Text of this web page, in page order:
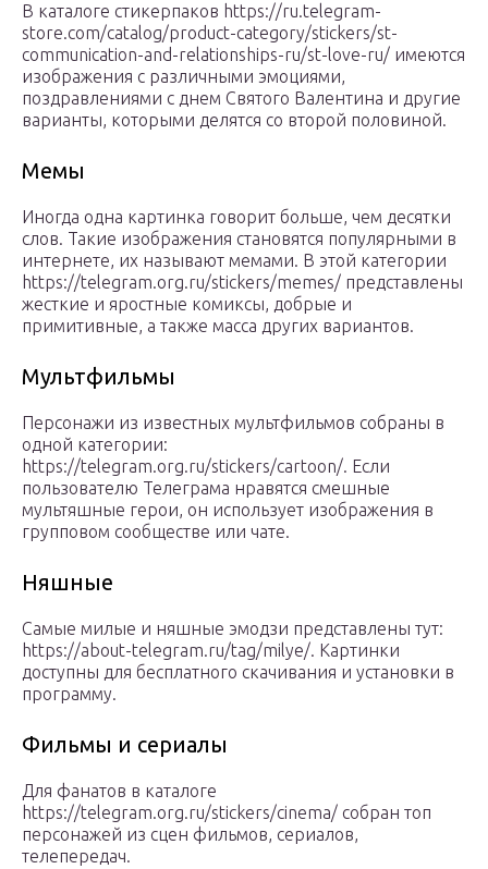
В каталоге стикерпаков https://ru.telegram-
store.com/catalog/product-category/stickers/st-
communication-and-relationships-ru/st-love-ru/ имеются
изображения с различными эмоциями,
поздравлениями с днем Святого Валентина и другие
варианты, которыми делятся со второй половиной.
Мемы
Иногда одна картинка говорит больше, чем десятки
слов. Такие изображения становятся популярными в
интернете, их называют мемами. В этой категории
https://telegram.org.ru/stickers/memes/ представлены
жесткие и яростные комиксы, добрые и
примитивные, а также масса других вариантов.
Мультфильмы
Персонажи из известных мультфильмов собраны в
одной категории:
https://telegram.org.ru/stickers/cartoon/. Если
пользователю Телеграма нравятся смешные
мультяшные герои, он использует изображения в
групповом сообществе или чате.
Няшные
Самые милые и няшные эмодзи представлены тут:
https://about-telegram.ru/tag/milye/. Картинки
доступны для бесплатного скачивания и установки в
программу.
Фильмы и сериалы
Для фанатов в каталоге
https://telegram.org.ru/stickers/cinema/ собран топ
персонажей из сцен фильмов, сериалов,
телепередач.